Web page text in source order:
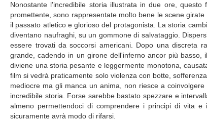
Nonostante l'incredibile storia illustrata in due ore,
promettente, sono rappresentate molto bene le scene
il passato atletico e glorioso del protagonista. La storia
diventano naufraghi, su un gommone di salvataggio.
essere trovati da soccorsi americani. Dopo una discreta
grande, cadendo in un girone dell'inferno ancor più
diviene una storia pesante e leggermente monotona,
film si vedrà praticamente solo violenza con botte,
mediocre ma gli manca un anima, non riesce a
incredibile storia. Forse sarebbe bastato spezzare e
almeno permettendoci di comprendere i principi di vita
sicuramente avrà modo di rifarsi.